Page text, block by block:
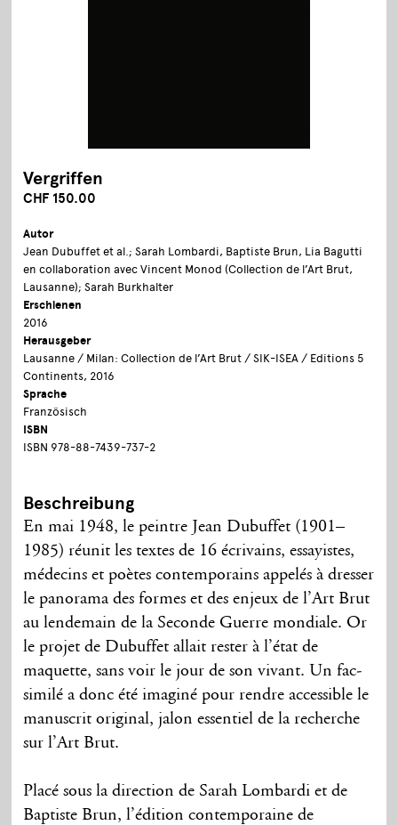
Vergriffen
CHF 150.00
Autor
Jean Dubuffet et al.; Sarah Lombardi, Baptiste Brun, Lia Bagutti
en collaboration avec Vincent Monod (Collection de l’Art Brut,
Lausanne); Sarah Burkhalter
Erschienen
2016
Herausgeber
Lausanne / Milan: Collection de l’Art Brut / SIK-ISEA / Editions 5
Continents, 2016
Sprache
Französisch
ISBN
ISBN 978-88-7439-737-2
Beschreibung
En mai 1948, le peintre Jean Dubuffet (1901–
1985) réunit les textes de 16 écrivains, essayistes,
médecins et poètes contemporains appelés à dresser
le panorama des formes et des enjeux de l’Art Brut
au lendemain de la Seconde Guerre mondiale. Or
le projet de Dubuffet allait rester à l’état de
maquette, sans voir le jour de son vivant. Un fac-
similé a donc été imaginé pour rendre accessible le
manuscrit original, jalon essentiel de la recherche
sur l’Art Brut.
Placé sous la direction de Sarah Lombardi et de
Baptiste Brun, l’édition contemporaine de